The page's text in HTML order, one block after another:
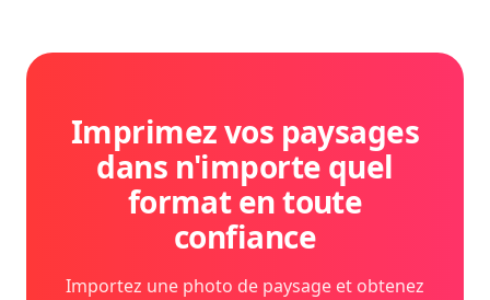
Imprimez vos paysages
dans n'importe quel
format en toute
confiance
Importez une photo de paysage et obtenez